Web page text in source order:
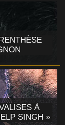
À
SINGH »